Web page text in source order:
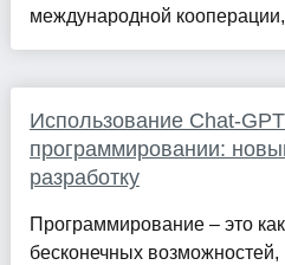
международной
Использование Chat-
программировании:
разработку
Программирование – это
бесконечных возможностей,